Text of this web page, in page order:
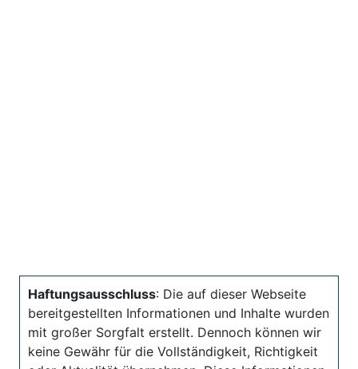
Haftungsausschluss: Die auf dieser Webseite
bereitgestellten Informationen und Inhalte wurden
mit großer Sorgfalt erstellt. Dennoch können wir
keine Gewähr für die Vollständigkeit, Richtigkeit